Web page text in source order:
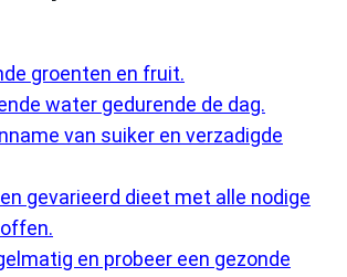
groenten en fruit.
water gedurende de dag.
van suiker en verzadigde
gevarieerd dieet met alle nodige
en probeer een gezonde